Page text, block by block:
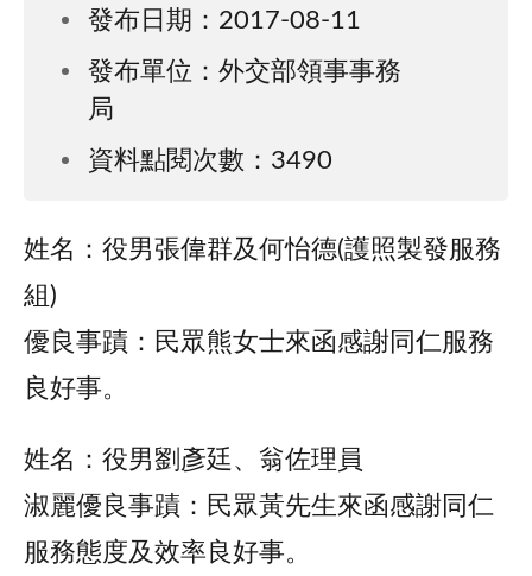
發布日期：2017-08-11
發布單位：外交部領事事務
局
資料點閱次數：3490
姓名：役男張偉群及何怡德(護照製發服務
組)
優良事蹟：民眾熊女士來函感謝同仁服務
良好事。
姓名：役男劉彥廷、翁佐理員
淑麗優良事蹟：民眾黃先生來函感謝同仁
服務態度及效率良好事。